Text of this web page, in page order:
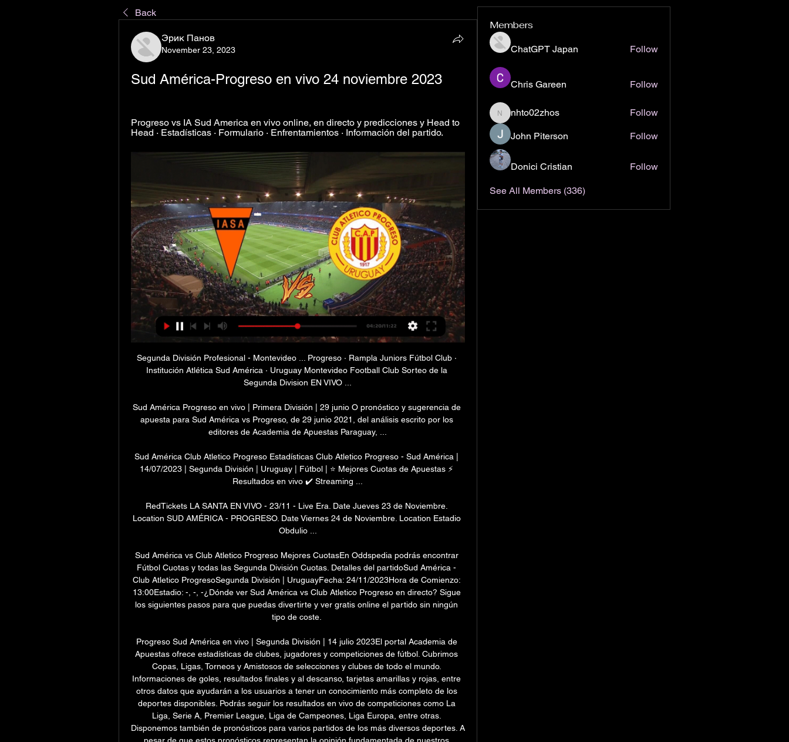
Back
Эрик Панов
November 23, 2023
Sud América-Progreso en vivo 24 noviembre 2023
Progreso vs IA Sud America en vivo online, en directo y predicciones y Head to
Head · Estadísticas · Formulario · Enfrentamientos · Información del partido.
Segunda División Profesional - Montevideo ... Progreso · Rampla Juniors Fútbol Club ·
Institución Atlética Sud América · Uruguay Montevideo Football Club Sorteo de la
Segunda Division EN VIVO ...
Sud América Progreso en vivo | Primera División | 29 junio O pronóstico y sugerencia de
apuesta para Sud América vs Progreso, de 29 junio 2021, del análisis escrito por los
editores de Academia de Apuestas Paraguay, ...
Sud América Club Atletico Progreso Estadísticas Club Atletico Progreso - Sud América |
14/07/2023 | Segunda División | Uruguay | Fútbol | ⭐ Mejores Cuotas de Apuestas ⚡
Resultados en vivo ✔️ Streaming ...
RedTickets LA SANTA EN VIVO - 23/11 - Live Era. Date Jueves 23 de Noviembre.
Location SUD AMÉRICA - PROGRESO. Date Viernes 24 de Noviembre. Location Estadio
Obdulio ...
Sud América vs Club Atletico Progreso Mejores CuotasEn Oddspedia podrás encontrar
Fútbol Cuotas y todas las Segunda División Cuotas. Detalles del partidoSud América -
Club Atletico ProgresoSegunda División | UruguayFecha: 24/11/2023Hora de Comienzo:
13:00Estadio: -, -, -¿Dónde ver Sud América vs Club Atletico Progreso en directo? Sigue
los siguientes pasos para que puedas divertirte y ver gratis online el partido sin ningún
tipo de coste.
Progreso Sud América en vivo | Segunda División | 14 julio 2023El portal Academia de
Apuestas ofrece estadísticas de clubes, jugadores y competiciones de fútbol. Cubrimos
Copas, Ligas, Torneos y Amistosos de selecciones y clubes de todo el mundo.
Informaciones de goles, resultados finales y al descanso, tarjetas amarillas y rojas, entre
otros datos que ayudarán a los usuarios a tener un conocimiento más completo de los
deportes disponibles. Podrás seguir los resultados en vivo de competiciones como La
Liga, Serie A, Premier League, Liga de Campeones, Liga Europa, entre otras.
Disponemos también de pronósticos para varios partidos de los más diversos deportes. A
Members
ChatGPT Japan Follow
Chris Gareen Follow
nhto02zhos
nhto02zhos Follow
John Piterson Follow
Donici Cristian Follow
See All Members (336)